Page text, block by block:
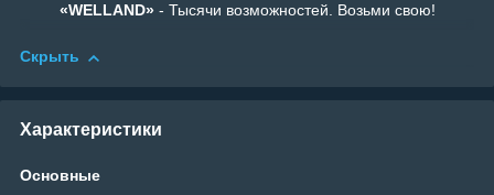
«WELLAND»- Тысячи возможностей. Возьми свою!
Скрыть
Характеристики
Основные